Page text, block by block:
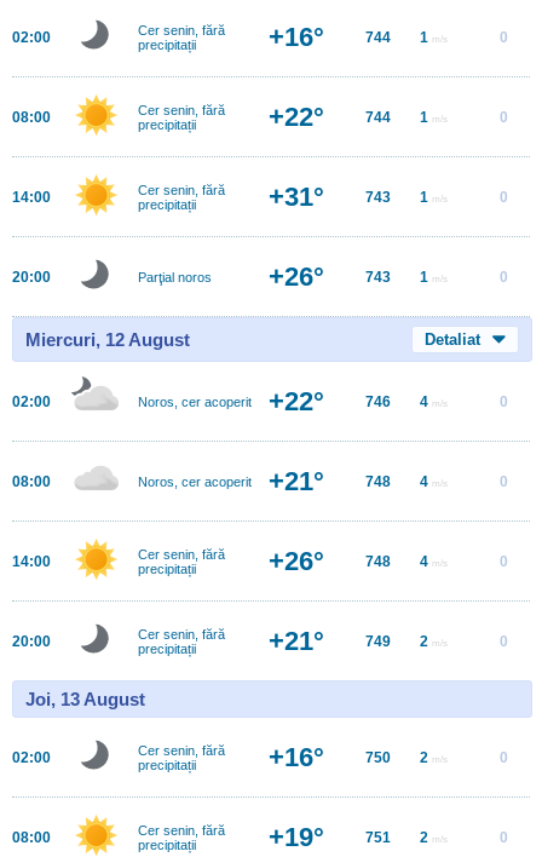
02:00
Cer senin, fără
precipitații
+16° 744 1 m/s 0
08:00
Cer senin, fără
precipitații
+22° 744 1 m/s 0
14:00
Cer senin, fără
precipitații
+31° 743 1 m/s 0
20:00 Parţial noros +26° 743 1 m/s 0
Miercuri, 12 August Detaliat
02:00 Noros, cer acoperit +22° 746 4 m/s 0
08:00 Noros, cer acoperit +21° 748 4 m/s 0
14:00
Cer senin, fără
precipitații
+26° 748 4 m/s 0
20:00
Cer senin, fără
precipitații
+21° 749 2 m/s 0
Joi, 13 August
02:00
Cer senin, fără
precipitații
+16° 750 2 m/s 0
08:00
Cer senin, fără
precipitații
+19° 751 2 m/s 0